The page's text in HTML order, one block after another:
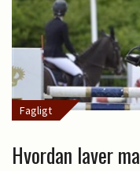
Fagligt
Hvordan laver